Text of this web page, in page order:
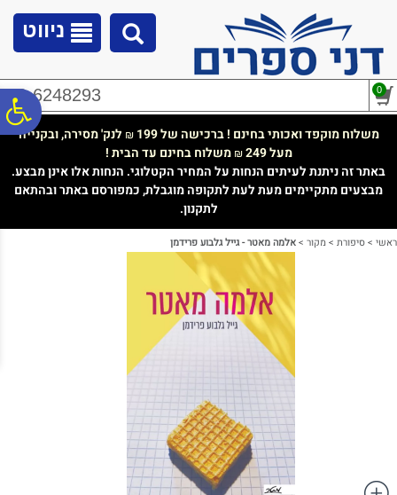
נגישות
ניווט
02-6248293 0
משלוח מוקפד ואכותי בחינם ! ברכישה של 199 ₪ לנק' מסירה, ובקנייה
מעל 249
₪משלוח בחינם עד הבית !
באתר זה ניתנת לעיתים הנחות על המחיר הקטלוגי. הנחות אלו אינן מבצע.
מבצעים מתקיימים מעת לעת לתקופה מוגבלת, כמפורסם באתר ובהתאם
לתקנון.
ראשי >סיפורת >מקור >אלמה מאטר - גייל גלבוע פרידמן